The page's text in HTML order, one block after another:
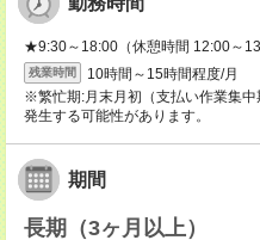
★9:30～18:00（休憩時間 12:00～
残業時間
10時間～15時間程度/月
※繁忙期:月末月初（支払い作業集
発生する可能性があります。
期間
長期（3ヶ月以上）